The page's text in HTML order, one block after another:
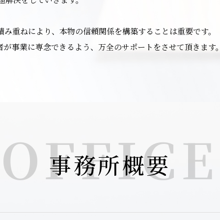
重ねにより、本物の信頼関係を構築することは重要です。
事業に専念できるよう、万全のサポートをさせて頂きます
OFFICE
事務所概要